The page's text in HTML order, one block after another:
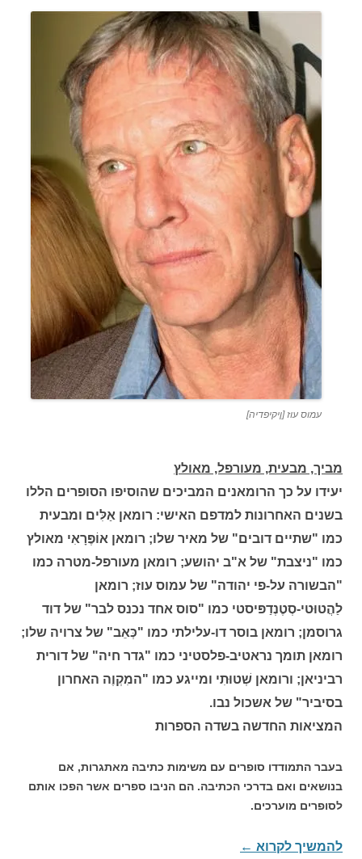
עמוס עוז [ןיקיפדיה]
מביך, מבעית, מעורפל, מאולץ
יעידו על כך הרומאנים המביכים שהוסיפו הסופרים הללו
בשנים האחרונות למדפם האישי: רומאן אַלִּים ומבעית
כמו "שתיים דובים" של מאיר שלו; רומאן אוֹפֶּרָאִי מאולץ
כמו "ניצבת" של א"ב יהושע; רומאן מעורפל-מטרה כמו
"הבשורה על-פי יהודה" של עמוס עוז; רומאן
לַהֲטוּטי-סְטֶנְדַפּיסטי כמו "סוס אחד נכנס לבר" של דוד
גרוסמן; רומאן בוסר דו-עלילתי כמו "כְּאֵב" של צרויה שלו;
רומאן תומך נראטיב-פלסטיני כמו "גדר חיה" של דורית
רביניאן; ורומאן שְׁטוּתִי ומייגע כמו "המִקְוֶה האחרון
בסיביר" של אשכול נבו.
המציאות החדשה בשדה הספרות
בעבר התמודדו סופרים עם משימות כתיבה מאתגרות, אם
בנושאים ואם בדרכי הכתיבה. הם הניבו ספרים אשר הפכו אותם
לסופרים מוערכים.
להמשיך לקרוא ←